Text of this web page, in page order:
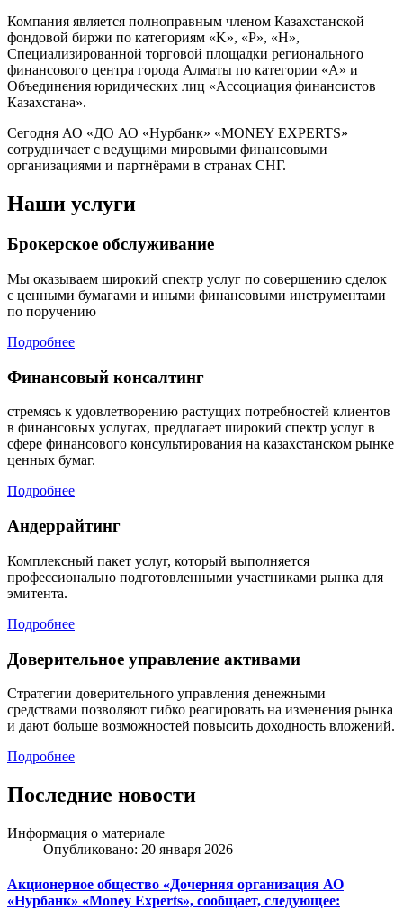
Компания является полноправным членом Казахстанской
фондовой биржи по категориям «K», «P», «H»,
Специализированной торговой площадки регионального
финансового центра города Алматы по категории «А» и
Объединения юридических лиц «Ассоциация финансистов
Казахстана».
Сегодня АО «ДО АО «Нурбанк» «MONEY EXPERTS»
сотрудничает с ведущими мировыми финансовыми
организациями и партнёрами в странах СНГ.
Наши услуги
Брокерское обслуживание
Мы оказываем широкий спектр услуг по совершению сделок
с ценными бумагами и иными финансовыми инструментами
по поручению
Подробнее
Финансовый консалтинг
стремясь к удовлетворению растущих потребностей клиентов
в финансовых услугах, предлагает широкий спектр услуг в
сфере финансового консультирования на казахстанском рынке
ценных бумаг.
Подробнее
Андеррайтинг
Комплексный пакет услуг, который выполняется
профессионально подготовленными участниками рынка для
эмитента.
Подробнее
Доверительное управление активами
Стратегии доверительного управления денежными
средствами позволяют гибко реагировать на изменения рынка
и дают больше возможностей повысить доходность вложений.
Подробнее
Последние новости
Информация о материале
Опубликовано: 20 января 2026
Акционерное общество «Дочерняя организация АО
«Нурбанк» «Money Experts», сообщает, следующее: